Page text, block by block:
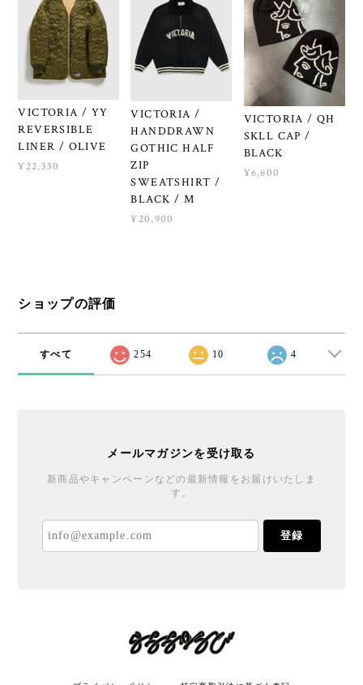
VICTORIA / YY
REVERSIBLE
LINER / OLIVE
¥22,330
VICTORIA /
HANDDRAWN
GOTHIC HALF
ZIP
SWEATSHIRT /
BLACK / M
¥20,900
VICTORIA / QH
SKLL CAP /
BLACK
¥6,600
ショップの評価
すべて 254 10 4
メールマガジンを受け取る
新商品やキャンペーンなどの最新情報をお届けいたしま
す。
登録